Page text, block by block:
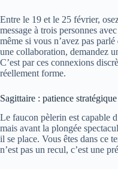
Entre le 19 et le 25 février,
message à trois personnes
même si vous n’avez pas
une collaboration, demandez
C’est par ces connexions
réellement forme.
Sagittaire : patience
Le faucon pèlerin est capable
mais avant la plongée
il se place. Vous êtes dans ce
n’est pas un recul, c’est une